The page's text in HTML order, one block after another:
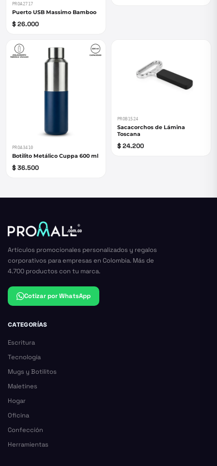
PROA2717
Puerto USB Massimo Bamboo
$ 26.000
PROA3410
Botilito Metálico Cuppa 600 ml
$ 36.500
PROB1524
Sacacorchos de Lámina
Toscana
$ 24.200
Artículos promocionales personalizados y regalos
corporativos para empresas en Colombia. Más de
4.700 productos con tu marca.
Cotizar por WhatsApp
CATEGORÍAS
Escritura
Tecnología
Mugs y Botilitos
Maletines
Hogar
Oficina
Confección
Herramientas